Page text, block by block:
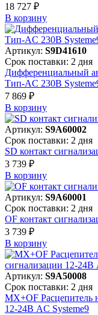
18 727 ₽
В корзинy
Артикул: S9D41610
Срок поставки: 2 дня
Дифференциальный
Тип-AC 230В
7 869 ₽
В корзинy
Артикул: S9A60002
Срок поставки: 2 дня
SD контакт
3 739 ₽
В корзинy
Артикул: S9A60001
Срок поставки: 2 дня
OF контакт
3 739 ₽
В корзинy
Артикул: S9A50008
Срок поставки: 2 дня
MX+OF Расцепитель
12-24В AC Systeme9